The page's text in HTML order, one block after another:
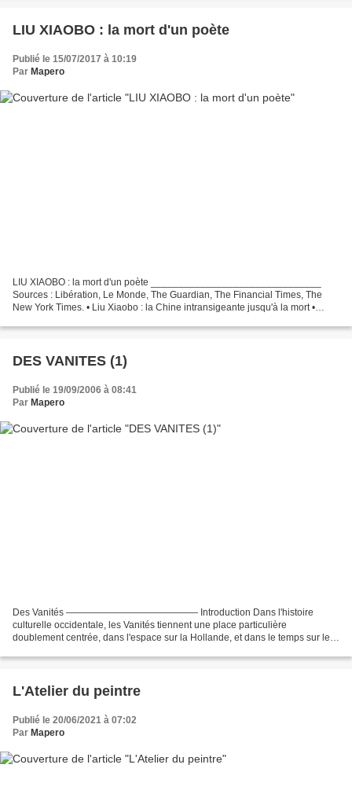
LIU XIAOBO : la mort d'un poète
Publié le 15/07/2017 à 10:19
Par Mapero
LIU XIAOBO : la mort d'un poète _______________________________
Sources : Libération, Le Monde, The Guardian, The Financial Times, The
New York Times. • Liu Xiaobo : la Chine intransigeante jusqu'à la mort •
DES VANITES (1)
Publié le 19/09/2006 à 08:41
Par Mapero
Des Vanités —————————————— Introduction Dans l'histoire
culturelle occidentale, les Vanités tiennent une place particulière
doublement centrée, dans l'espace sur la Hollande, et dans le temps sur les
L'Atelier du peintre
Publié le 20/06/2021 à 07:02
Par Mapero